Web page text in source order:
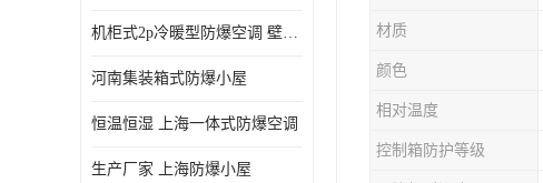
机柜式2p冷暖型防爆空调 壁挂式防爆空调 定制厂家
河南集装箱式防爆小屋
恒温恒湿 上海一体式防爆空调
生产厂家 上海防爆小屋
材质
颜色
相对温度
控制箱防护等级